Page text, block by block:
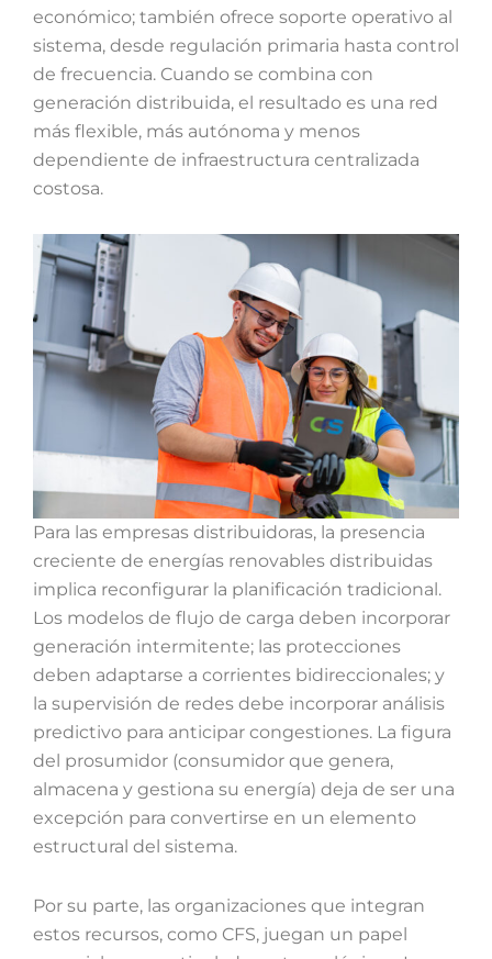
económico; también ofrece soporte operativo al
sistema, desde regulación primaria hasta control
de frecuencia. Cuando se combina con
generación distribuida, el resultado es una red
más flexible, más autónoma y menos
dependiente de infraestructura centralizada
costosa.
Para las empresas distribuidoras, la presencia
creciente de energías renovables distribuidas
implica reconfigurar la planificación tradicional.
Los modelos de flujo de carga deben incorporar
generación intermitente; las protecciones
deben adaptarse a corrientes bidireccionales; y
la supervisión de redes debe incorporar análisis
predictivo para anticipar congestiones. La figura
del prosumidor (consumidor que genera,
almacena y gestiona su energía) deja de ser una
excepción para convertirse en un elemento
estructural del sistema.
Por su parte, las organizaciones que integran
estos recursos, como CFS, juegan un papel